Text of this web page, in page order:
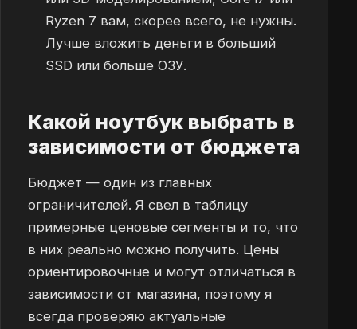
Ryzen 7 вам, скорее всего, не нужны.
Лучше вложить деньги в больший
SSD или больше ОЗУ.
Какой ноутбук выбрать в
зависимости от бюджета
Бюджет — один из главных
ограничителей. Я свел в таблицу
примерные ценовые сегменты и то, что
в них реально можно получить. Цены
ориентировочные и могут отличаться в
зависимости от магазина, поэтому я
всегда проверяю актуальные